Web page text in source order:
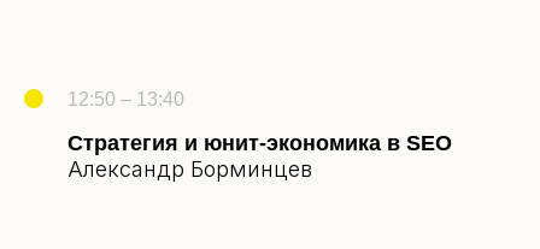
12:50 – 13:40
Стратегия и юнит-экономика в SEO
Александр Борминцев